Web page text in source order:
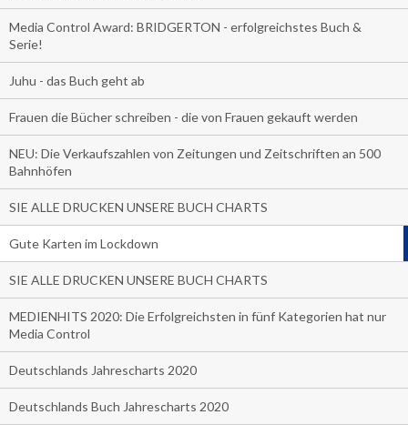
Media Control Award: BRIDGERTON - erfolgreichstes Buch &
Serie!
Juhu - das Buch geht ab
Frauen die Bücher schreiben - die von Frauen gekauft werden
NEU: Die Verkaufszahlen von Zeitungen und Zeitschriften an 500
Bahnhöfen
SIE ALLE DRUCKEN UNSERE BUCH CHARTS
Gute Karten im Lockdown
SIE ALLE DRUCKEN UNSERE BUCH CHARTS
MEDIENHITS 2020: Die Erfolgreichsten in fünf Kategorien hat nur
Media Control
Deutschlands Jahrescharts 2020
Deutschlands Buch Jahrescharts 2020